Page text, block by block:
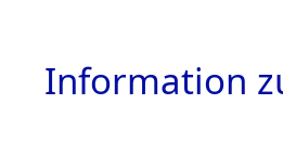
Information